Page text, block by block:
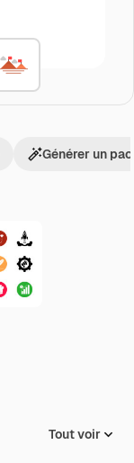
Générer un
Tout voir